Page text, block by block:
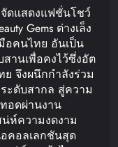
ดแสดงแฟชั่นโชว์
Gems ต่างเล็ง
อคนไทย อันเป็น
านเพื่อคงไว้ซึ่งอัต
จึงผนึกกำลังร่วม
ะดับสากล สู่ความ
อดผ่านงาน
ห์ความงดงาม
คอลเลกชันสุด